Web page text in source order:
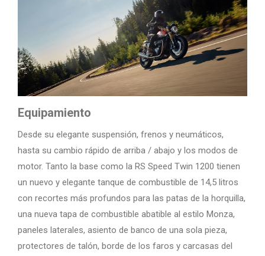
Equipamiento
Desde su elegante suspensión, frenos y neumáticos,
hasta su cambio rápido de arriba / abajo y los modos de
motor. Tanto la base como la RS Speed Twin 1200 tienen
un nuevo y elegante tanque de combustible de 14,5 litros
con recortes más profundos para las patas de la horquilla,
una nueva tapa de combustible abatible al estilo Monza,
paneles laterales, asiento de banco de una sola pieza,
protectores de talón, borde de los faros y carcasas del